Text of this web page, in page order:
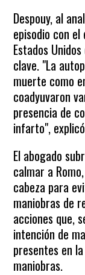
Despouy, al
episodio con
Estados
clave. "La
muerte como
coadyuvaron
presencia de
infarto",
El abogado
calmar a
cabeza para
maniobras de
acciones que,
intención de
presentes en
maniobras.